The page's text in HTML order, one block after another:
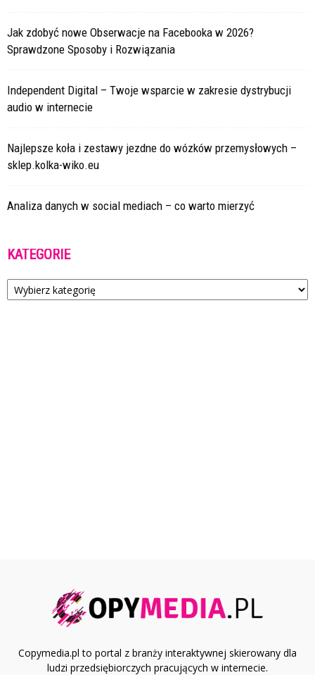
Jak zdobyć nowe Obserwacje na Facebooka w 2026?
Sprawdzone Sposoby i Rozwiązania
Independent Digital – Twoje wsparcie w zakresie dystrybucji
audio w internecie
Najlepsze koła i zestawy jezdne do wózków przemysłowych –
sklep.kolka-wiko.eu
Analiza danych w social mediach – co warto mierzyć
KATEGORIE
Kategorie
Copymedia.pl to portal z branży interaktywnej skierowany dla
ludzi przedsiębiorczych pracujących w internecie.